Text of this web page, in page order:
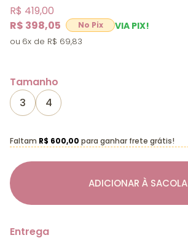
R$ 398,05 VIA PIX!
R$ 419,00
6x R$ 69,83
Tamanho
3
4
ADICIONAR À SACOLA
Faltam R$ 600,00 para ganhar frete grátis!